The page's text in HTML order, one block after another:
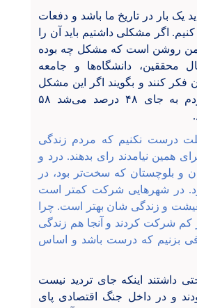
باید یک بار در تاریخ ما باشد و دفعات
کنیم. اگر مشکلی داشتیم باید آن را
من روشن است که مشکل چه بوده
محققین، دانشگاه‌ها و جامعه
فکر کنند و بگویند اگر این مشکل
نبود، شرکت مردم به جای ۴۸ درصد می‌شد ۵۸
درست نکنیم که مردم زندگی
همین نیامدند رای بدهند. درد و
و بلوچستان که سخت‌تر بود، در
بود. در شهرهایی شرکت کمتر است
و زندگی شان بهتر است. چرا
کم شرکت کردند و آنجا هم زندگی
بزنیم که درست باشد و اساس
داشتند اینکه جای تردید نیست
و در داخل جنگ اقتصادی پای